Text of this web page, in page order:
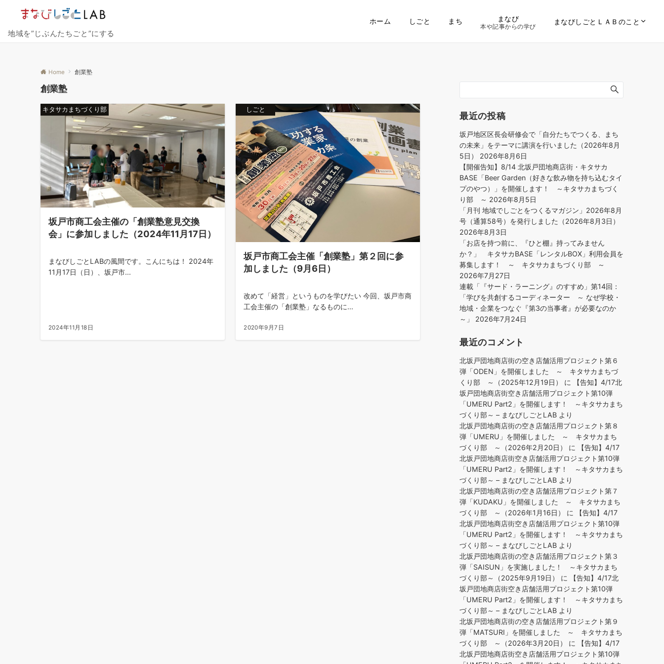
地域を”じぶんたちごと”にする
ホーム しごと まち まなび
本や記事からの学び
まなびしごとＬＡＢのこと
Home 創業塾
創業塾
キタサカまちづくり部
坂戸市商工会主催の「創業塾意見交換
会」に参加しました（2024年11月17日）
まなびしごとLABの風間です。こんにちは！ 2024年
11月17日（日）、坂戸市...
2024年11月18日
しごと
坂戸市商工会主催「創業塾」第２回に参
加しました（9月6日）
改めて「経営」というものを学びたい 今回、坂戸市商
工会主催の「創業塾」なるものに...
2020年9月7日
最近の投稿
坂戸地区区長会研修会で「自分たちでつくる、まち
の未来」をテーマに講演を行いました（2026年8月
5日）
2026年8月6日
【開催告知】8/14 北坂戸団地商店街・キタサカ
BASE「Beer Garden（好きな飲み物を持ち込むタイ
プのやつ）」を開催します！ ～キタサカまちづく
り部 ～ 2026年8月5日
「月刊 地域でしごとをつくるマガジン」2026年8月
号（通算58号）を発行しました（2026年8月3日）
2026年8月3日
「お店を持つ前に、『ひと棚』持ってみません
か？」 キタサカBASE「レンタルBOX」利用会員を
募集します！ ～ キタサカまちづくり部 ～
2026年7月27日
連載「『サード・ラーニング』のすすめ」第14回：
「学びを共創するコーディネーター ～ なぜ学校・
地域・企業をつなぐ『第3の当事者』が必要なのか
～」
2026年7月24日
最近のコメント
北坂戸団地商店街の空き店舗活用プロジェクト第６
弾「ODEN」を開催しました ～ キタサカまちづ
くり部 ～（2025年12月19日）
に
【告知】4/17北
坂戸団地商店街空き店舗活用プロジェクト第10弾
「UMERU Part2」を開催します！ ～キタサカまち
づくり部～ – まなびしごとLAB より
北坂戸団地商店街の空き店舗活用プロジェクト第８
弾「UMERU」を開催しました ～ キタサカまち
づくり部 ～（2026年2月20日）
に
【告知】4/17
北坂戸団地商店街空き店舗活用プロジェクト第10弾
「UMERU Part2」を開催します！ ～キタサカまち
づくり部～ – まなびしごとLAB より
北坂戸団地商店街の空き店舗活用プロジェクト第７
弾「KUDAKU」を開催しました ～ キタサカまち
づくり部 ～（2026年1月16日）
に
【告知】4/17
北坂戸団地商店街空き店舗活用プロジェクト第10弾
「UMERU Part2」を開催します！ ～キタサカまち
づくり部～ – まなびしごとLAB より
北坂戸団地商店街の空き店舗活用プロジェクト第３
弾「SAISUN」を実施しました！ ～キタサカまち
づくり部～（2025年9月19日）
に
【告知】4/17北
坂戸団地商店街空き店舗活用プロジェクト第10弾
「UMERU Part2」を開催します！ ～キタサカまち
づくり部～ – まなびしごとLAB より
北坂戸団地商店街の空き店舗活用プロジェクト第９
弾「MATSURI」を開催しました ～ キタサカまち
づくり部 ～（2026年3月20日）
に
【告知】4/17
北坂戸団地商店街空き店舗活用プロジェクト第10弾